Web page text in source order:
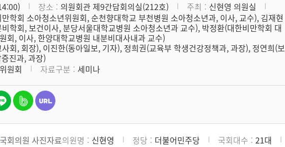
장소 의원회관 제9간담회의실(212호) 주최
신현영 의원실
학회 소아청소년위원회, 순천향대학교 부천병원 소아청소년과, 이사, 교수), 김재현
학회, 보건이사, 분당서울대학교병원 소아청소년과 교수), 박정환(대한비만학회 대
회, 이사, 한양대학교병원 내분비대사내과 교수)
회, 회장), 이진한(동아일보, 기자), 정희권(교육부 학생건강정책과, 과장), 정연희(보
진과, 과장)
원회 자료구분 세미나
의원명 신현영 정당 더불어민주당 국회대수 21대